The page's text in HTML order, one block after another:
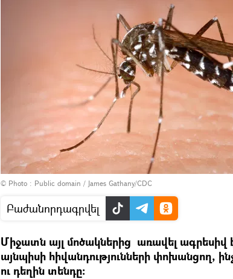
© Photo : Public domain / James Gathany/CDC
Բաժանորդագրվել
Միջատն այլ մոծակներից առավել ագրեսիվ
այնպիսի հիվանդությունների փոխանցող,
ու դեղին տենդը։